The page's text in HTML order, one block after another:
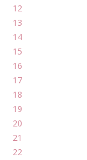
12
13
14
15
16
17
18
19
20
21
22